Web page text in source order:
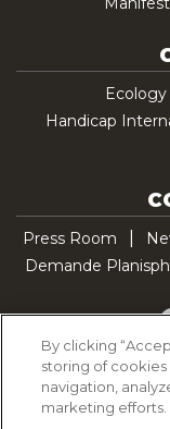
Handicap
Press Room
Demande
By clicking
storing of
navigation,
marketing efforts.